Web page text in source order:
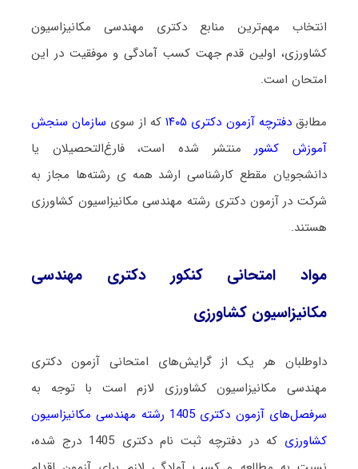
انتخاب مهم‌ترین منابع دکتری مهندسی مکانیزاسیون
کشاورزی، اولین قدم جهت کسب آمادگی و موفقیت در این
امتحان است.
مطابقدفترچه آزمون دکتری ۱۴۰۵ که از سوی سازمان سنجش
آموزش کشورمنتشر شده است، فارغ‌التحصیلان یا
دانشجویان مقطع کارشناسی ارشد همه ی رشته‌ها مجاز به
شرکت در آزمون دکتری رشته مهندسی مکانیزاسیون کشاورزی
هستند.
مواد امتحانی کنکور دکتری مهندسی
مکانیزاسیون کشاورزی
داوطلبان هر یک از گرایش‌های امتحانی آزمون دکتری
مهندسی مکانیزاسیون کشاورزی لازم است با توجه به
سرفصل‌های آزمون دکتری 1405 رشته مهندسی مکانیزاسیون
کشاورزی
که در دفترچه ثبت نام دکتری 1405 درج شده،